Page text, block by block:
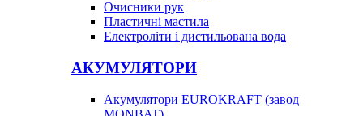
Очисники рук
Пластичні мастила
Електроліти і дистильована вода
АКУМУЛЯТОРИ
Акумулятори EUROKRAFT (завод